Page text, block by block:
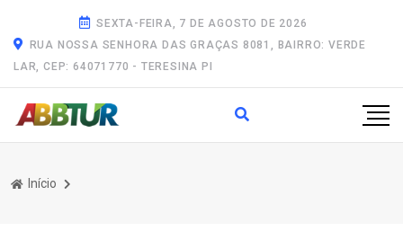
SEXTA-FEIRA, 7 DE AGOSTO DE 2026
RUA NOSSA SENHORA DAS GRAÇAS 8081, BAIRRO: VERDE
LAR, CEP: 64071770 - TERESINA PI
Início